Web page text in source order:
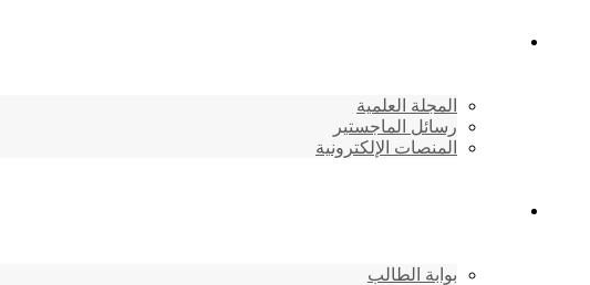
المجلة العلمية
رسائل الماجستير
المنصات الإلكترونية
بوابة الطالب